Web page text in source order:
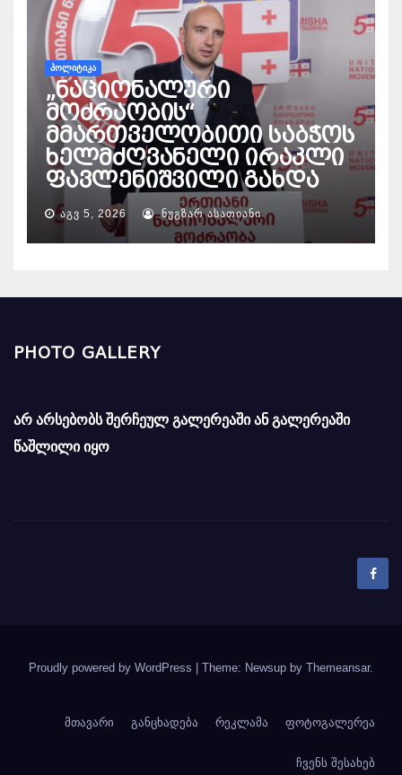
ᲞᲝᲚᲘᲢᲘᲙᲐ
„ნაციონალური
მოძრაობის“
მმართველობითი საბჭოს
ხელმძღვანელი ირაკლი
ფავლენიშვილი გახდა
ᲐᲒᲕ 5, 2026 ᲜᲣᲒᲖᲐᲠ ᲐᲡᲐᲗᲘᲐᲜᲘ
PHOTO GALLERY
არ არსებობს შერჩეულ გალერეაში ან გალერეაში
წაშლილი იყო
Proudly powered by WordPress Theme: Newsup by Themeansar.
მთავარი განცხადება რეკლამა ფოტოგალერეა
ჩვენს შესახებ